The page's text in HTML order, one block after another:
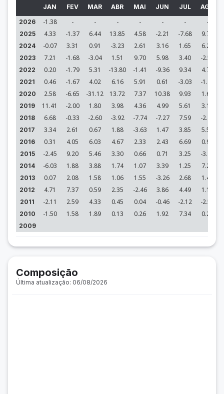
JAN FEV MAR ABR MAI JUN JUL AGO
2026
-1.38 - - - - - - -
2025 4.33 -1.37 6.44 13.85 4.58 -2.21 -7.68 9.71
2024 -0.07 3.31 0.91 -3.23 2.61 3.16 1.65 6.29
2023 7.21 -1.68 -3.04 1.51 9.70 5.98 3.40 -2.54
2022 0.20 -1.79 5.31 -13.80 -1.41 -9.36 9.34 4.71
2021 0.46 -1.67 4.02 6.16 5.91 0.61 -3.03 -1.72
2020 2.58 -6.65 -31.12 13.72 7.37 10.38 9.93 1.67
2019 11.41 -2.00 1.80 3.98 4.36 4.99 5.61 3.12
2018 6.68 -0.33 -2.60 -3.92 -7.74 -7.27 7.59 -2.27
2017 3.34 2.61 0.67 1.88 -3.63 1.47 3.85 5.52
2016 0.31 4.05 6.03 4.67 2.33 2.43 6.69 0.96
2015 -2.45 9.20 5.46 3.30 0.66 0.71 3.25 -3.42
2014 -6.03 1.88 3.88 1.74 1.07 3.39 1.25 7.25
2013 0.07 2.08 1.58 1.06 1.55 -3.26 2.68 1.46
2012 4.71 7.37 0.59 2.35 -2.46 3.86 4.49 1.12
2011 -2.11 2.59 4.33 0.45 0.04 -0.46 -2.12 -2.59
2010 -1.50 1.58 1.89 0.13 0.26 1.92 7.34 0.28
2009
Composição
Última atualização: 06/08/2026